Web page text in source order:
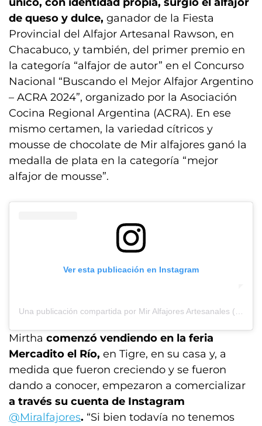
de queso y dulce, ganador de la Fiesta
Provincial del Alfajor Artesanal Rawson, en
Chacabuco, y también, del primer premio en
la categoría “alfajor de autor” en el Concurso
Nacional “Buscando el Mejor Alfajor Argentino
– ACRA 2024”, organizado por la Asociación
Cocina Regional Argentina (ACRA). En ese
mismo certamen, la variedad cítricos y
mousse de chocolate de Mir alfajores ganó la
medalla de plata en la categoría “mejor
alfajor de mousse”.
Ver esta publicación en Instagram
Mirtha comenzó vendiendo en la feria
Mercadito el Río, en Tigre, en su casa y, a
medida que fueron creciendo y se fueron
dando a conocer, empezaron a comercializar
a través su cuenta de Instagram
@Miralfajores. “Si bien todavía no tenemos